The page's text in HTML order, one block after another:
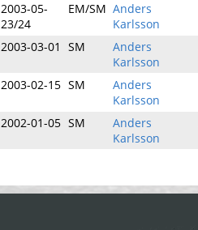
2003-05-
23/24
EM/SM Anders
Karlsson
2003-03-01 SM
Anders
Karlsson
2003-02-15 SM
Anders
Karlsson
2002-01-05 SM
Anders
Karlsson